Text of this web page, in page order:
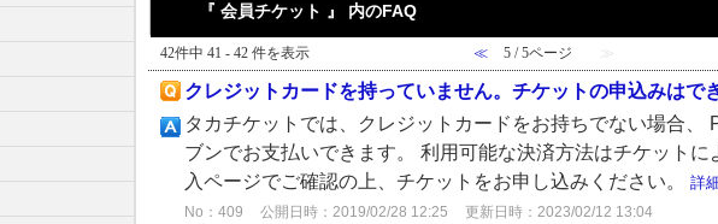
『 会員チケット 』 内のFAQ
42件中 41 - 42 件を表示 ≪ 5 / 5ページ ≫
クレジットカードを持っていません。チケットの申込みはで
タカチケットでは、クレジットカードをお持ちでない場合、
ブンでお支払いできます。 利用可能な決済方法はチケット
入ページでご確認の上、チケットをお申し込みください。 詳
No：409 公開日時：2019/02/28 12:25 更新日時：2023/02/12 13:04